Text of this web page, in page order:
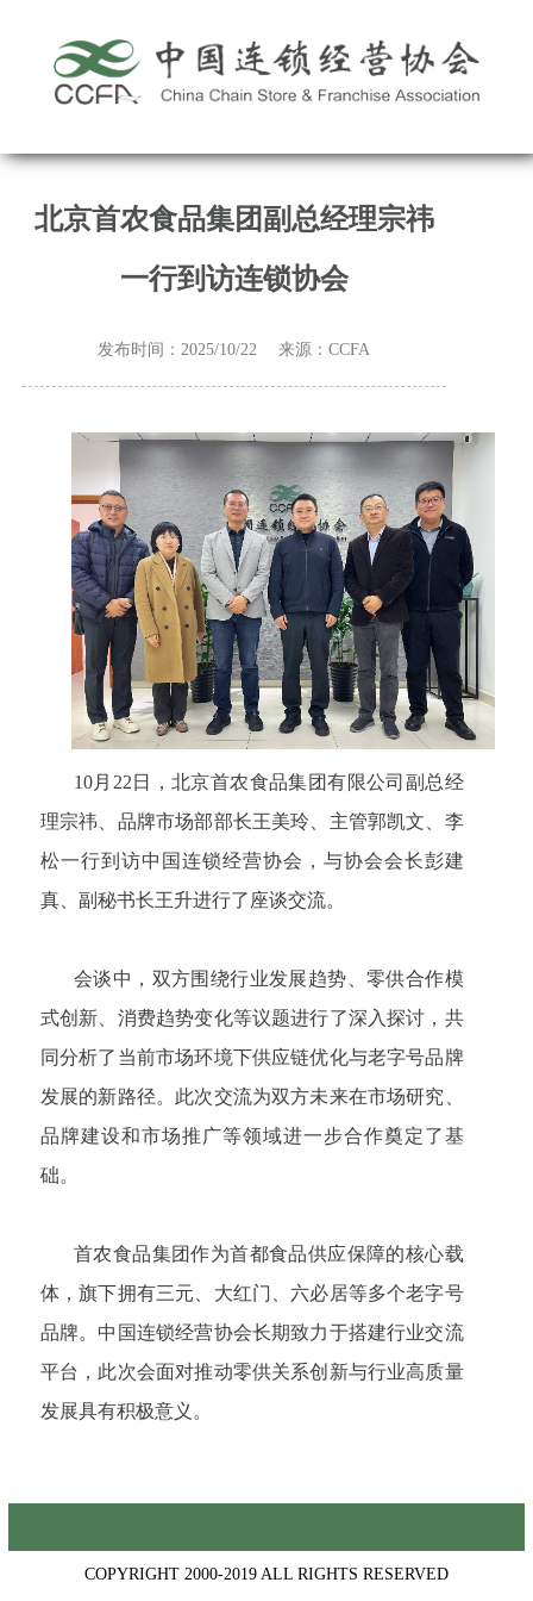
北京首农食品集团副总经理宗祎
一行到访连锁协会
发布时间：2025/10/22 来源：CCFA
10月 22 日
，北京首农食品集团有限公司副总经
理宗祎、品牌市场部部长王美玲、主管郭凯文、李
松一行到访中国连锁经营协会，与协会会长彭建
真、副秘书长王升进行了座谈交流。
会谈中，双方围绕行业发展趋势、零供合作模
式创新、消费趋势变化等议题进行了深入探讨，共
同分析了当前市场环境下供应链优化与老字号品牌
发展的新路径。此次交流为双方未来在市场研究、
品牌建设和市场推广等领域进一步合作奠定了基
础。
首农食品集团作为首都食品供应保障的核心载
体，旗下拥有三元、大红门、六必居等多个老字号
品牌。中国连锁经营协会长期致力于搭建行业交流
平台，此次会面对推动零供关系创新与行业高质量
发展具有积极意义。
COPYRIGHT 2000-2019 ALL RIGHTS RESERVED